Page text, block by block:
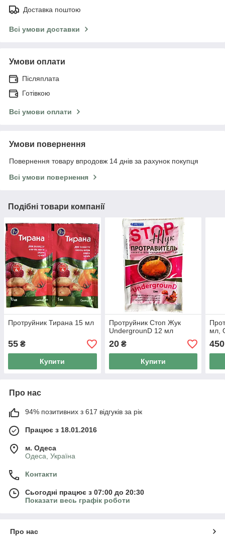
Доставка поштою
Всі умови доставки
Умови оплати
Післяплата
Готівкою
Всі умови оплати
Умови повернення
Повернення товару впродовж 14 днів за рахунок покупця
Всі умови повернення
Подібні товари компанії
Протруйник Тирана 15 мл
55 ₴
Купити
Протруйник Стоп Жук
UndergrounD 12 мл
20₴
Купити
мл,
450
Про нас
94% позитивних з 617 відгуків за рік
Працює з 18.01.2016
м. Одеса
Одеса, Україна
Контакти
Сьогодні працює з 07:00 до 20:30
Показати весь графік роботи
Про нас